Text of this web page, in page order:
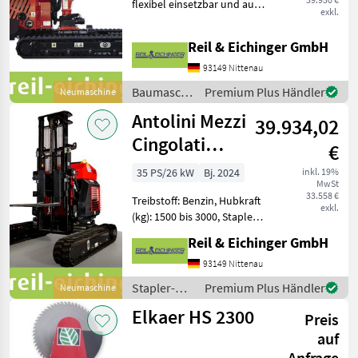
Neumaschine
exkl.
flexibel einsetzbar und auf
Kran in Land- und
Forstwirtschaft der ideale
Helfer. Auch für div
Reil & Eichinger GmbH
93149 Nittenau
Baumaschinen
/ Sonstige
Premium Plus Händler
Neumaschine
Antolini Mezzi
Cingolati
ERCULES 20 B
39.934,02
€
inkl. 19%
MwSt
33.558 €
exkl.
35 PS/26 kW
Bj. 2024
Treibstoff: Benzin, Hubkraft
(kg): 1500 bis 3000, Stapler-
Dieser Raupenstapler
macht seinem Namen alle
Ehre, denn der ERCULES 20
B ist mit 2 Ton
Reil & Eichinger GmbH
93149 Nittenau
Stapler-
und
Lagertechnik
Premium Plus Händler
Elkaer HS 2300
Preis
auf